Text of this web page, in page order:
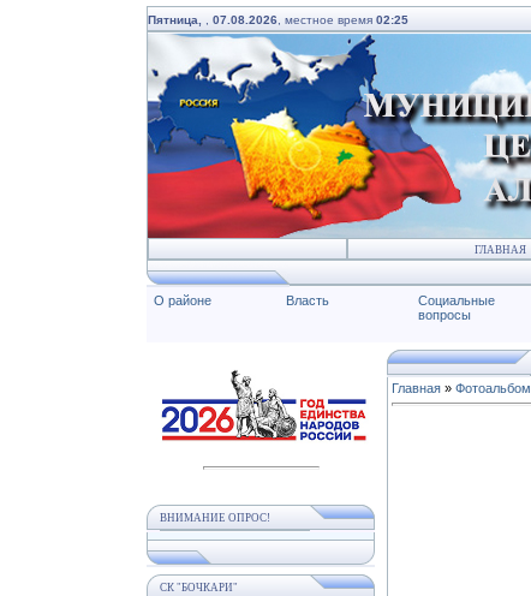
Пятница, 07.08.2026 , местное время 02:25
ГЛАВНАЯ
О районе Власть
Социальные
вопросы
ВНИМАНИЕ ОПРОС!
СК "БОЧКАРИ"
Главная » Фотоальбом